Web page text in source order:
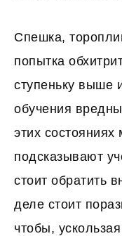
Спешка,
попытка
ступеньку выше
обучения
этих состояниях
подсказывают
стоит обратить
деле стоит
чтобы,